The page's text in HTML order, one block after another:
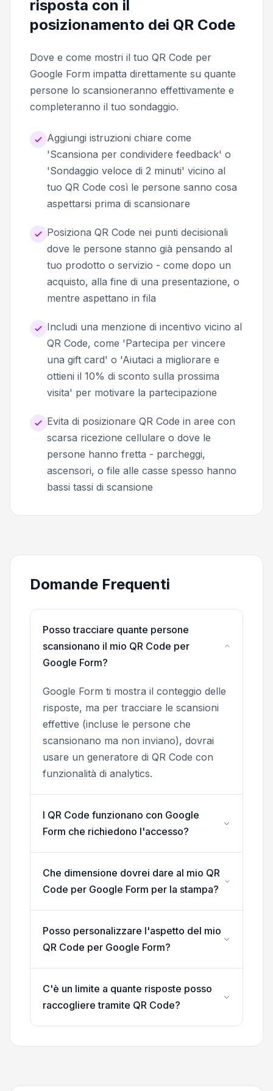
risposta con il
posizionamento dei QR Code
Dove e come mostri il tuo QR Code per
Google Form impatta direttamente su quante
persone lo scansioneranno effettivamente e
completeranno il tuo sondaggio.
Aggiungi istruzioni chiare come
'Scansiona per condividere feedback' o
'Sondaggio veloce di 2 minuti' vicino al
tuo QR Code così le persone sanno cosa
aspettarsi prima di scansionare
Posiziona QR Code nei punti decisionali
dove le persone stanno già pensando al
tuo prodotto o servizio - come dopo un
acquisto, alla fine di una presentazione, o
mentre aspettano in fila
Includi una menzione di incentivo vicino al
QR Code, come 'Partecipa per vincere
una gift card' o 'Aiutaci a migliorare e
ottieni il 10% di sconto sulla prossima
visita' per motivare la partecipazione
Evita di posizionare QR Code in aree con
scarsa ricezione cellulare o dove le
persone hanno fretta - parcheggi,
ascensori, o file alle casse spesso hanno
bassi tassi di scansione
Domande Frequenti
Posso tracciare quante persone
scansionano il mio QR Code per
Google Form?
Google Form ti mostra il conteggio delle
risposte, ma per tracciare le scansioni
effettive (incluse le persone che
scansionano ma non inviano), dovrai
usare un generatore di QR Code con
funzionalità di analytics.
I QR Code funzionano con Google
Form che richiedono l'accesso?
Che dimensione dovrei dare al mio QR
Code per Google Form per la stampa?
Posso personalizzare l'aspetto del mio
QR Code per Google Form?
C'è un limite a quante risposte posso
raccogliere tramite QR Code?